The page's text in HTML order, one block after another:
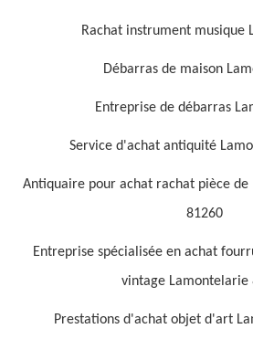
Rachat instrument musique
Débarras de maison
Entreprise de débarras
Service d'achat antiquité
Antiquaire pour achat rachat pièce
81260
Entreprise spécialisée en achat
vintage Lamontelarie
Prestations d'achat objet d'art